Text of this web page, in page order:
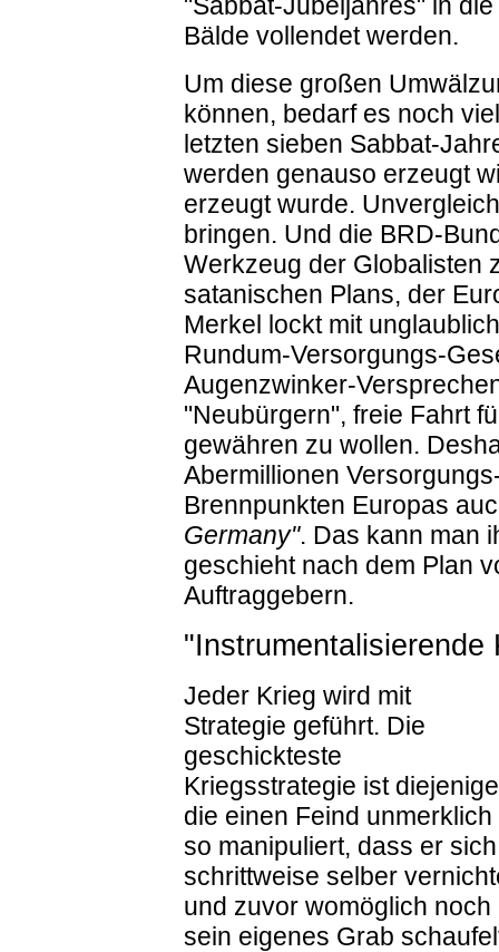
Bälde vollendet werden.
Um diese großen
können, bedarf es noch
letzten sieben Sabbat-
werden genauso erzeugt
erzeugt wurde.
bringen. Und die BRD-
Werkzeug der Globalisten
satanischen Plans, der
Merkel lockt mit
Rundum-Versorgungs-
Augenzwinker-
"Neubürgern", freie Fahrt
gewähren zu wollen.
Abermillionen
Brennpunkten Europas
Germany". Das kann man
geschieht nach dem Plan
Auftraggebern.
"Instrumentalisierende
Jeder Krieg wird mit
Strategie geführt. Die
geschickteste
Kriegsstrategie ist
die einen Feind unmerklich
so manipuliert, dass er sich
schrittweise selber
und zuvor womöglich noch
sein eigenes Grab